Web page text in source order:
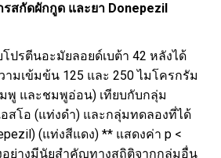
รสกัดผักกูด และยา Donepezil
ปรตีนอะมัยลอยด์เบต้า 42 หลังได้
มเข้มข้น 125 และ 250 ไมโครกรัม
พู และชมพูอ่อน) เทียบกับกลุ่ม
สโอ (แท่งดำ) และกลุ่มทดลองที่ได้
(แท่งสีแดง) ** แสดงค่า p <
อย่างมีนัยสำคัญทางสถิติจากกลุ่มอื่น